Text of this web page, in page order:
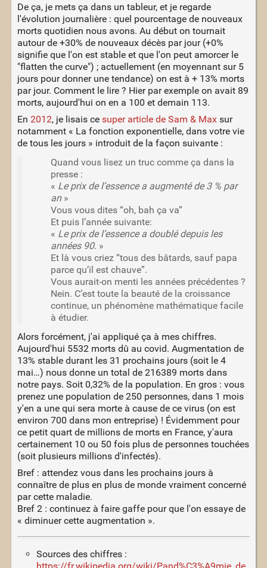
De ça, je mets ça dans un tableur, et je regarde
l'évolution journalière : quel pourcentage de nouveaux
morts quotidien nous avons. Au début on tournait
autour de +30% de nouveaux décès par jour (+0%
signifie que l'on est stable et que l'on peut amorcer le
"flatten the curve") ; actuellement (en moyennant sur 5
jours pour donner une tendance) on est à + 13% morts
par jour. Comment le lire ? Hier par exemple on avait 89
morts, aujourd'hui on en a 100 et demain 113.
En 2012, je lisais ce super article de Sam & Maxsur
notamment « La fonction exponentielle, dans votre vie
de tous les jours » introduit de la façon suivante :
Quand vous lisez un truc comme ça dans la
presse :
« Le prix de l’essence a augmenté de 3 % par
an»
Vous vous dites “oh, bah ça va”
Et puis l’année suivante:
« Le prix de l’essence a doublé depuis les
années 90. »
Et là vous criez “tous des bâtards, sauf papa
parce qu’il est chauve”.
Vous aurait-on menti les années précédentes ?
Nein. C’est toute la beauté de la croissance
continue, un phénomène mathématique facile
à étudier.
Alors forcément, j'ai appliqué ça à mes chiffres.
Aujourd'hui 5532 morts dû au covid. Augmentation de
13% stable durant les 31 prochains jours (soit le 4
mai…) nous donne un total de 216389 morts dans
notre pays. Soit 0,32% de la population. En gros : vous
prenez une population de 250 personnes, dans 1 mois
y'en a une qui sera morte à cause de ce virus (on est
environ 700 dans mon entreprise) ! Évidemment pour
ce petit quart de millions de morts en France, y'aura
certainement 10 ou 50 fois plus de personnes touchées
(soit plusieurs millions d'infectés).
Bref : attendez vous dans les prochains jours à
connaître de plus en plus de monde vraiment concerné
par cette maladie.
Bref 2 : continuez à faire gaffe pour que l'on essaye de
« diminuer cette augmentation ».
Sources des chiffres :